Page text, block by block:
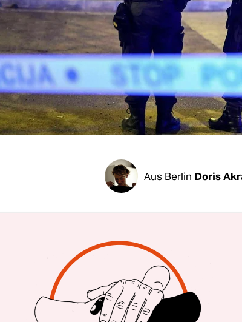
veranstaltungen
fragen & hilfe
unterstützen
abo
genossenschaft
Aus Berlin Doris
Der Absturz eines
über die die Nato nicht
als die kroatische
Abgesehen von der
vergangenen